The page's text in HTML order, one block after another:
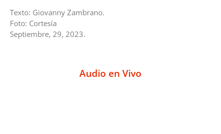
Texto: Giovanny Zambrano.
Foto: Cortesía
Septiembre, 29, 2023.
Audio en Vivo